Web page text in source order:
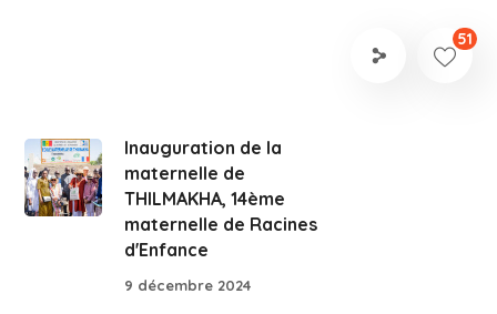
51
Inauguration de la
maternelle de
THILMAKHA, 14ème
maternelle de Racines
d'Enfance
9 décembre 2024